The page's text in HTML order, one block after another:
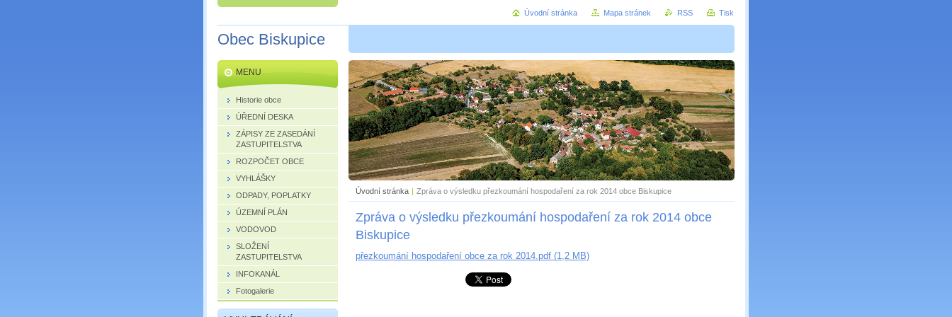
Obec Biskupice
Úvodní stránka | Zpráva o výsledku přezkoumání hospodaření za rok 2014 obce Biskupice
Zpráva o výsledku přezkoumání hospodaření za rok 2014 obce
Biskupice
přezkoumání hospodaření obce za rok 2014.pdf (1,2 MB)
MENU
Historie obce
ÚŘEDNÍ DESKA
ZÁPISY ZE ZASEDÁNÍ
ZASTUPITELSTVA
ROZPOČET OBCE
VYHLÁŠKY
ODPADY, POPLATKY
ÚZEMNÍ PLÁN
VODOVOD
SLOŽENÍ
ZASTUPITELSTVA
INFOKANÁL
Fotogalerie
Úvodní stránka Mapa stránek RSS Tisk